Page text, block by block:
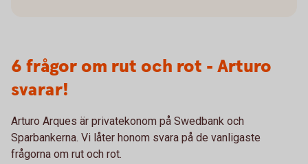
6 frågor om rut och rot - Arturo
svarar!
Arturo Arques är privatekonom på Swedbank och
Sparbankerna. Vi låter honom svara på de vanligaste
frågorna om rut och rot.